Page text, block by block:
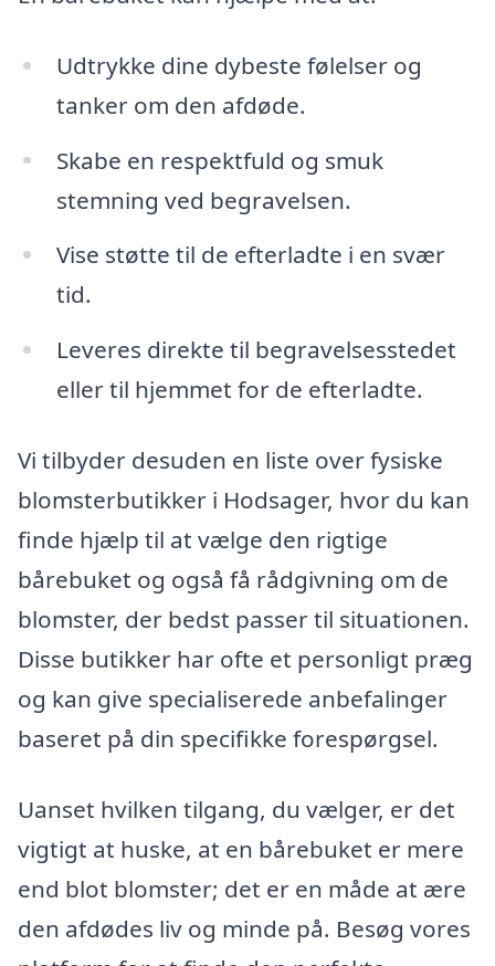
Udtrykke dine dybeste følelser og
tanker om den afdøde.
Skabe en respektfuld og smuk
stemning ved begravelsen.
Vise støtte til de efterladte i en svær
tid.
Leveres direkte til begravelsesstedet
eller til hjemmet for de efterladte.
Vi tilbyder desuden en liste over fysiske
blomsterbutikker i Hodsager, hvor du kan
finde hjælp til at vælge den rigtige
bårebuket og også få rådgivning om de
blomster, der bedst passer til situationen.
Disse butikker har ofte et personligt præg
og kan give specialiserede anbefalinger
baseret på din specifikke forespørgsel.
Uanset hvilken tilgang, du vælger, er det
vigtigt at huske, at en bårebuket er mere
end blot blomster; det er en måde at ære
den afdødes liv og minde på. Besøg vores